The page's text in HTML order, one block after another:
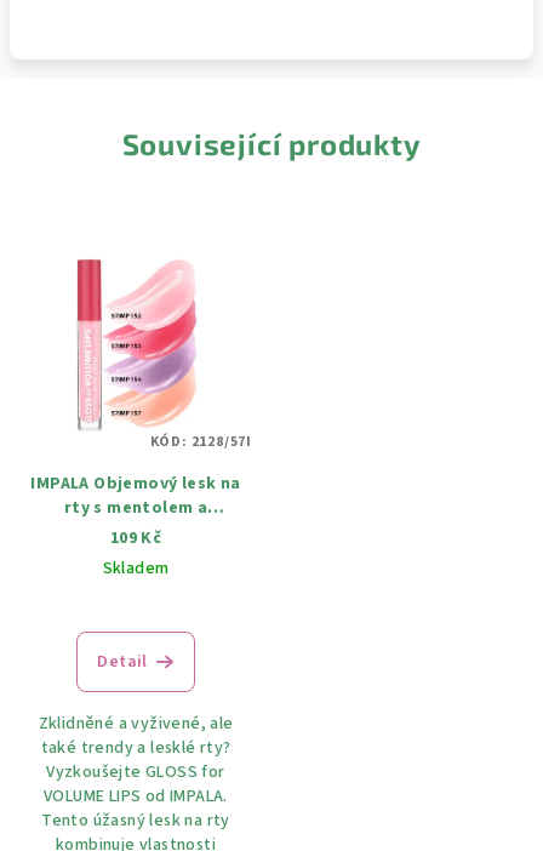
Související produkty
IMPALA Objemový lesk na
rty s mentolem a
extraktem z feferonky 6
ml, různé odstiny
109 Kč
Skladem
Detail
Zklidněné a vyživené, ale
také trendy a lesklé rty?
Vyzkoušejte GLOSS for
VOLUME LIPS od IMPALA.
Tento úžasný lesk na rty
kombinuje vlastnosti
KÓD: 2128/57I